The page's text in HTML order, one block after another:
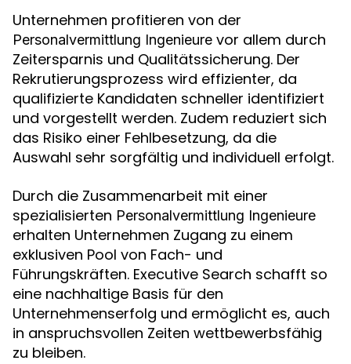
Unternehmen profitieren von der
Personalvermittlung Ingenieure vor allem durch
Zeitersparnis und Qualitätssicherung. Der
Rekrutierungsprozess wird effizienter, da
qualifizierte Kandidaten schneller identifiziert
und vorgestellt werden. Zudem reduziert sich
das Risiko einer Fehlbesetzung, da die
Auswahl sehr sorgfältig und individuell erfolgt.
Durch die Zusammenarbeit mit einer
spezialisierten Personalvermittlung Ingenieure
erhalten Unternehmen Zugang zu einem
exklusiven Pool von Fach- und
Führungskräften. Executive Search schafft so
eine nachhaltige Basis für den
Unternehmenserfolg und ermöglicht es, auch
in anspruchsvollen Zeiten wettbewerbsfähig
zu bleiben.